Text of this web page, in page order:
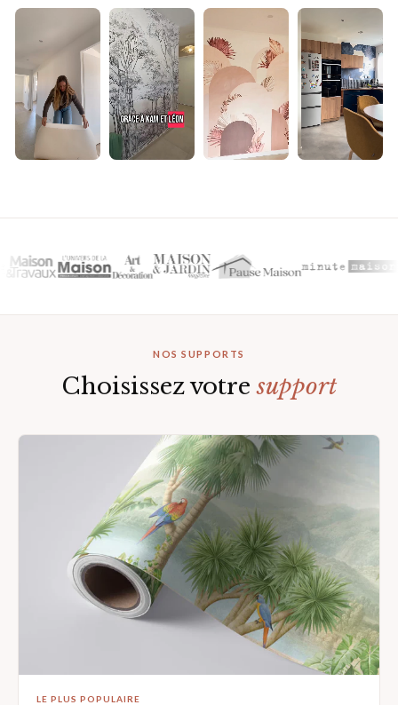
NOS SUPPORTS
Choisissez votresupport
LE PLUS POPULAIRE